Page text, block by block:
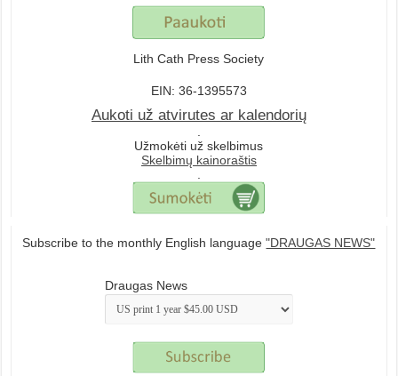
Lith Cath Press Society
EIN: 36-1395573
Aukoti už atvirutes ar kalendorių
.
Užmokėti už skelbimus
Skelbimų kainoraštis
.
Subscribe to the monthly English language"DRAUGAS NEWS"
Draugas News